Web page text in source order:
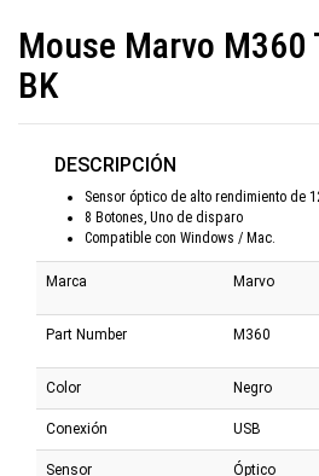
Mouse Marvo M360
BK
DESCRIPCIÓN
Sensor óptico de alto rendimiento de
8 Botones, Uno de disparo
Compatible con Windows / Mac.
Marca Marvo
Part Number M360
Color Negro
Conexión USB
Sensor Óptico